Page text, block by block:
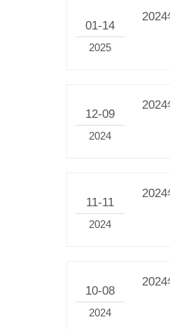
01-14
2025
12-09
2024
11-11
2024
10-08
2024